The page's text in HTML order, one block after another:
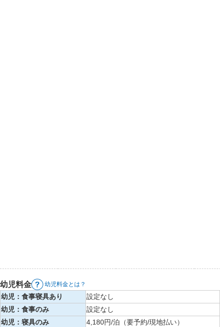
幼児料金 幼児料金とは？
幼児：食事寝具あり
設定なし
幼児：食事のみ
設定なし
幼児：寝具のみ
4,180円/泊（要予約/現地払い）